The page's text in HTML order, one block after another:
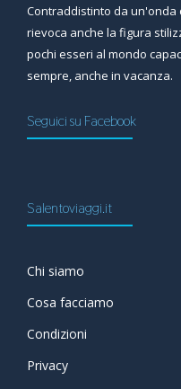
Contraddistinto da un'onda
rievoca anche la figura
pochi esseri al mondo
sempre, anche in vacanza.
Seguici su Facebook
Salentoviaggi.it
Chi siamo
Cosa facciamo
Condizioni
Privacy